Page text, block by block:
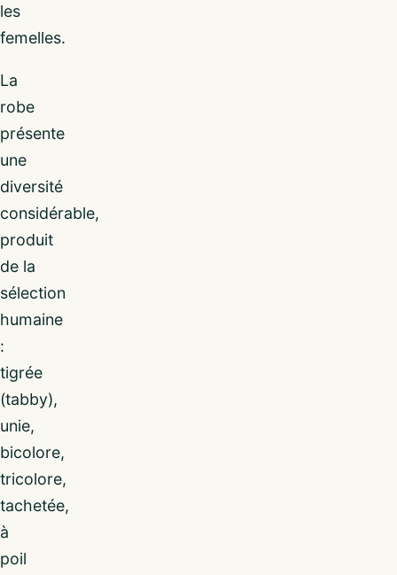
les
femelles.
La
robe
présente
une
diversité
considérable,
produit
de la
sélection
humaine
:
tigrée
(tabby),
unie,
bicolore,
tricolore,
tachetée,
à
poil